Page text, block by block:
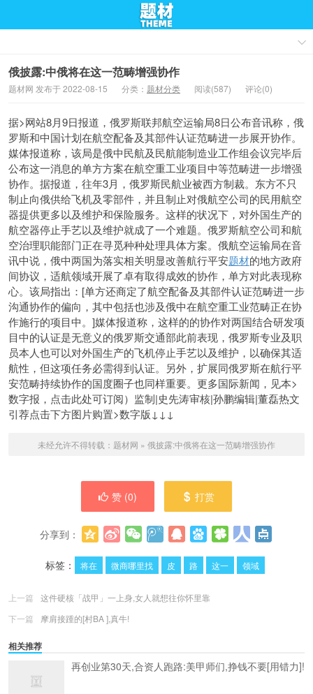
俄披露:中俄将在这一范畴增强协作
题材网 发布于 2022-08-15 分类： 题材分类 阅读(587) 评论(0)
据>网站8月9日报道，俄罗斯联邦航空运输局8日公布音讯称，俄
罗斯和中国计划在航空配备及其部件认证范畴进一步展开协作。
媒体报道称，该局是俄中民航及民航能制造业工作组会议完毕后
公布这一消息的单方方案在航空重工业项目中等范畴进一步增强
协作。据报道，往年3月，俄罗斯民航业被西方制裁。东方不只
制止向俄供给飞机及零部件，并且制止对俄航空公司的民用航空
器提供更多以及维护和保险服务。这样的状况下，对外国生产的
航空器停止手艺以及维护就成了一个难题。俄罗斯航空公司和航
空治理职能部门正在寻觅种种处理具体方案。俄航空运输局在音
讯中说，俄中两国为落实相关明显改善航行平安题材的地方政府
间协议，适航领域开展了卓有取得成效的协作，单方对此表现称
心。该局指出：[单方还商定了航空配备及其部件认证范畴进一步
沟通协作的偏向，其中包括也涉及俄中在航空重工业范畴正在协
作施行的项目中。]媒体报道称，这样的的协作对两国结合研发项
目中的认证是无意义的俄罗斯交通部此前表现，俄罗斯专业及职
员本人也可以对外国生产的飞机停止手艺以及维护，以确保其适
航性，但这项任务必需得到认证。另外，扩展同俄罗斯在航行平
安范畴持续协作的国度圈子也同样重要。更多国际新闻，见本>
数字报，点击此处可订阅）监制|史先涛审核|孙鹏编辑|董磊热文
引荐点击下方图片购置>数字版↓↓↓
未经允许不得转载： 题材网 » 俄披露:中俄将在这一范畴增强协作
赞 (0) 打赏
分享到：
标签：
将在 微商哪里找 皮 路 这一 领域
上一篇
这件硬核「战甲」一上身,女人就想往你怀里靠
下一篇
摩肩接踵的[村BA ],真牛!
相关推荐
再创业第30天,合资人跑路:美甲师们,挣钱不要[用错力]!